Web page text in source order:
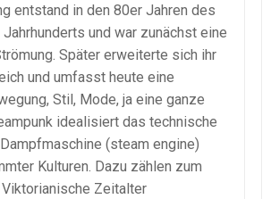
entstand in den 80er Jahren des
und war zunächst eine
Später erweiterte sich ihr
und umfasst heute eine
Stil, Mode, ja eine ganze
idealisiert das technische
(steam engine)
Kulturen. Dazu zählen zum
Zeitalter